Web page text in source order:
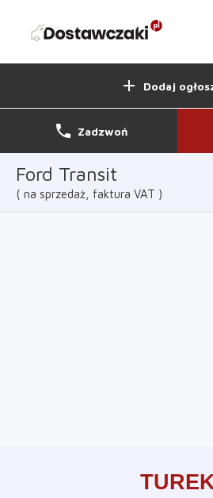
add Dodaj
Ford Transit
na sprzedaż, faktura VAT
phone Zadzwoń